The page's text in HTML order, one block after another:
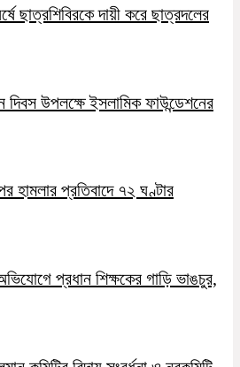
ছাত্রশিবিরকে দায়ী করে ছাত্রদলের
উপলক্ষে ইসলামিক ফাউন্ডেশনের
হামলার প্রতিবাদে ৭২ ঘণ্টার
অভিযোগে প্রধান শিক্ষকের গাড়ি ভাঙচুর,